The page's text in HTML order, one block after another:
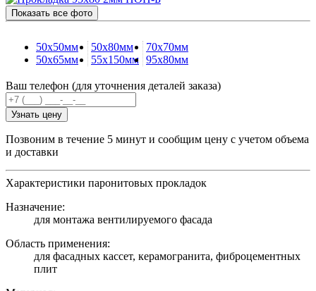
Показать все фото
50х50мм
50х65мм
50х80мм
55х150мм
70х70мм
95х80мм
Ваш телефон (для уточнения деталей заказа)
Узнать цену
Позвоним в течение 5 минут и сообщим цену с учетом объема
и доставки
Характеристики паронитовых прокладок
Назначение:
для монтажа вентилируемого фасада
Область применения:
для фасадных кассет, керамогранита, фиброцементных
плит